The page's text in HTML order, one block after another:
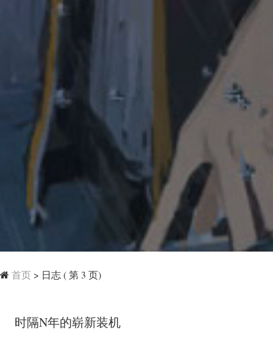
首页 > 日志( 第 3 页)
时隔N年的崭新装机